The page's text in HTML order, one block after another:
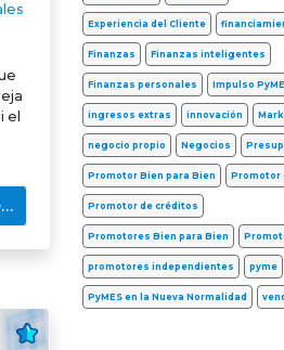
el
Experiencia del Cliente
Finanzas Finanzas inteligentes
Finanzas personales Impulso PyME
ingresos extras innovación
negocio propio Negocios
Promotor Bien para Bien Promotor
Promotor de créditos
Promotores Bien para Bien
promotores independientes pyme
PyMES en la Nueva Normalidad